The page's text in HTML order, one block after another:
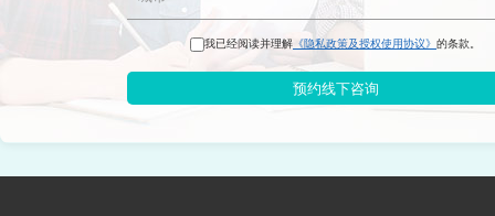
我已经阅读并理解 《隐私政策及授权使用协议》 的条款。
预约线下咨询